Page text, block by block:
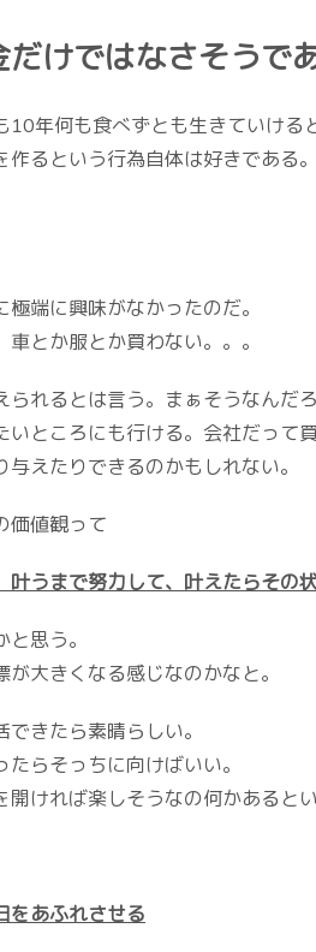
けではなさそうであ
10年何も食べずとも生きていける
作るという行為自体は好きである
端に興味がなかったのだ。
とか服とか買わない。。。
れるとは言う。まぁそうなんだろ
ところにも行ける。会社だって買
えたりできるのかもしれない。
価値観って
うまで努力して、叶えたらその
思う。
大きくなる感じなのかなと。
きたら素晴らしい。
らそっちに向けばいい。
ければ楽しそうなの何かあると
をあふれさせる